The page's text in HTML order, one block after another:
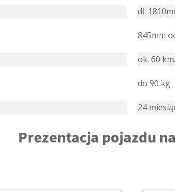
dł.
845mm
ok. 60
do 90 kg
24
Prezentacja pojazdu